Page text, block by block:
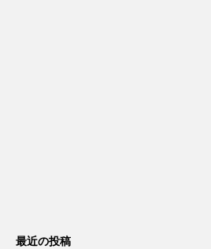
最近の投稿